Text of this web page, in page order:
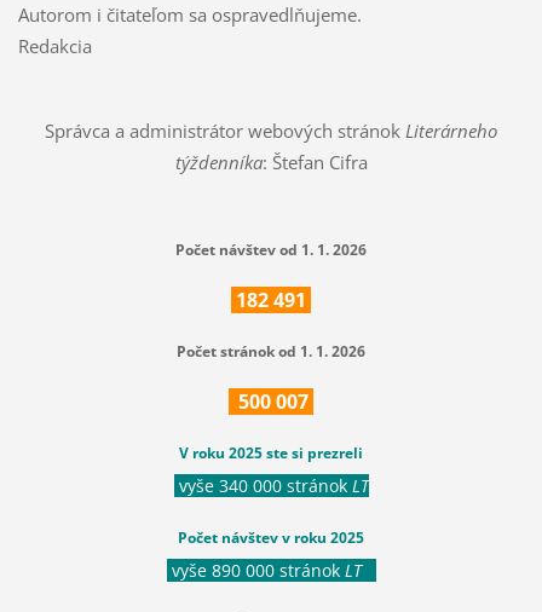
Autorom i čitateľom sa ospravedlňujeme.
Redakcia
Správca a administrátor webových stránok Literárneho
týždenníka: Štefan Cifra
Počet návštev od 1. 1. 2026
182491
Počet stránok od 1. 1. 2026
500007
V roku 2025 ste si prezreli
vyše 340 000 stránok LT
Počet návštev v roku 2025
vyše 890 000 stránok LT